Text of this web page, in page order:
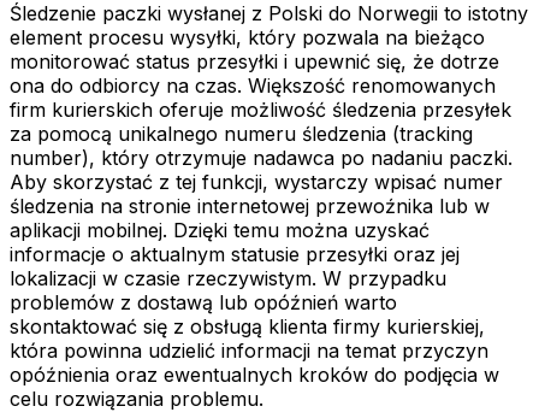
Śledzenie paczki wysłanej z Polski do Norwegii to istotny
element procesu wysyłki, który pozwala na bieżąco
monitorować status przesyłki i upewnić się, że dotrze
ona do odbiorcy na czas. Większość renomowanych
firm kurierskich oferuje możliwość śledzenia przesyłek
za pomocą unikalnego numeru śledzenia (tracking
number), który otrzymuje nadawca po nadaniu paczki.
Aby skorzystać z tej funkcji, wystarczy wpisać numer
śledzenia na stronie internetowej przewoźnika lub w
aplikacji mobilnej. Dzięki temu można uzyskać
informacje o aktualnym statusie przesyłki oraz jej
lokalizacji w czasie rzeczywistym. W przypadku
problemów z dostawą lub opóźnień warto
skontaktować się z obsługą klienta firmy kurierskiej,
która powinna udzielić informacji na temat przyczyn
opóźnienia oraz ewentualnych kroków do podjęcia w
celu rozwiązania problemu.